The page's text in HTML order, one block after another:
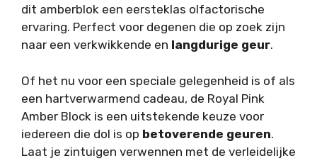
dit amberblok een eersteklas olfactorische
ervaring. Perfect voor degenen die op zoek zijn
naar een verkwikkende en langdurige geur.
Of het nu voor een speciale gelegenheid is of als
een hartverwarmend cadeau, de Royal Pink
Amber Block is een uitstekende keuze voor
iedereen die dol is op betoverende geuren.
Laat je zintuigen verwennen met de verleidelijke